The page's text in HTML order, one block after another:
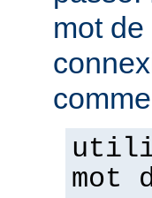
mot
mot